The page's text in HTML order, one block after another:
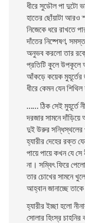
ধীরে সুডৌল পা দুটো
হাতের ছোঁয়াটা আরও
নিজেকে ধরে রাখতে
দাঁতের নিষ্পেষণ,
অনুভব করলাে তার
প্রতিটি কুলে উপকূলে
আঁকড়ে কয়েক মুহূর্তের
ধীরে কেমন যেন
…… ঠিক সেই মুহূর্তে
দরজার সামনে
দুই উরুর সন্ধিস্থলের
হ্যারীর দেহের রক্ত
পায়ে পায়ে কখন যে সে
না। সম্বিৎ ফিরে
তার চোখের সামনে
আহ্বান জানাচ্ছে
হ্যারীর ইচ্ছা হলাে
সােলার হিংস্র